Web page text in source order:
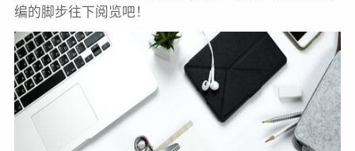
编的脚步往下阅览吧！